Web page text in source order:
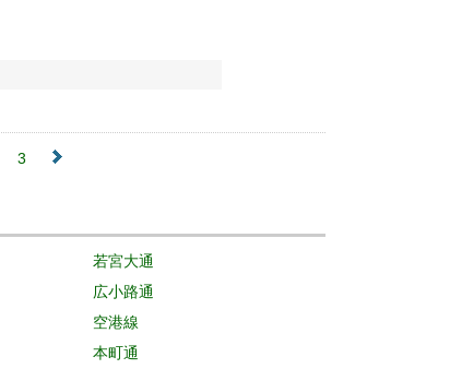
3
若宮大通
広小路通
空港線
本町通